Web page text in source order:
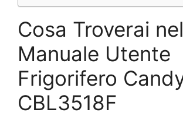
Cosa Troverai nel
Manuale Utente
Frigorifero
CBL3518F